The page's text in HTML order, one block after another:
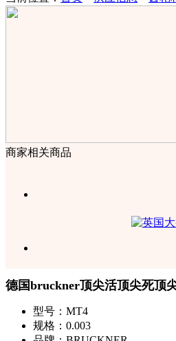
商家相关商品
德国bruckner顶尖活顶尖死顶
型号：MT4
规格：0.003